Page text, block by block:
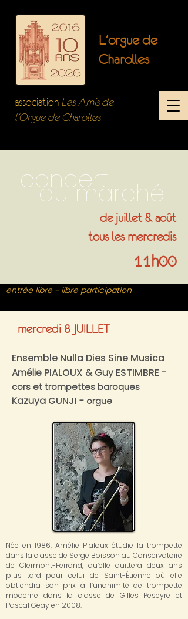
association Les Amis de
l'Orgue de Charolles
L'orgue de
Charolles
concert
du marché
de juillet & août
tous les mercredis
11h00
entrée libre - libre participation
mercredi 8 JUILLET
Ensemble Nulla Dies Sine Musica
Amélie PIALOUX & Guy ESTIMBRE -
cors et trompettes baroques
Kazuya GUNJI - orgue
Née en 1986, Amélie Pialoux étudie la trompette
dans la classe de Serge Boisson au Conservatoire
de Clermont-Ferrand, qu’elle quittera deux ans
plus tard pour celui de Saint-Étienne où elle
obtiendra son prix à l’unanimité de trompette
moderne dans la classe de Gilles Peseyre et
Pascal Geay en 2008.